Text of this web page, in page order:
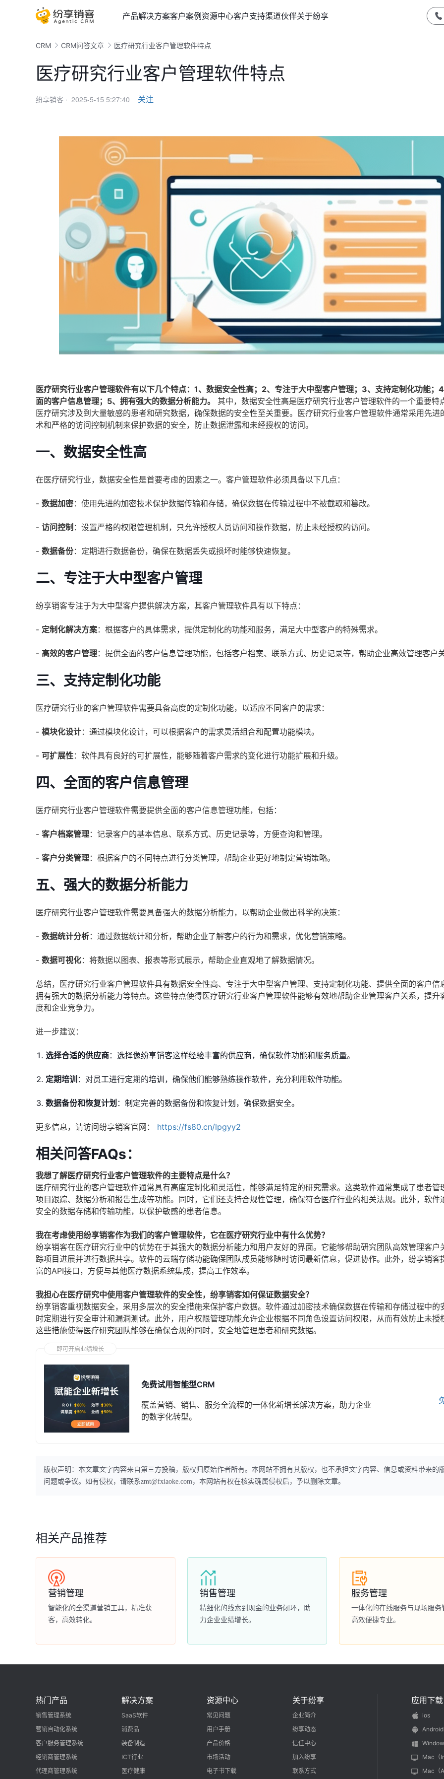
产品解决方案客户案例资源中心客户支持渠道伙伴关于纷享
CRM CRM问答文章 医疗研究行业客户管理软件特点
医疗研究行业客户管理软件特点
纷享销客 · 2025-5-15 5:27:40 关注
医疗研究行业客户管理软件有以下几个特点：1、数据安全性高；2、专注于大中型客户管理；3、支持定制化功能；
面的客户信息管理；5、拥有强大的数据分析能力。
其中，数据安全性高是医疗研究行业客户管理软件的一个重要特
医疗研究涉及到大量敏感的患者和研究数据，确保数据的安全性至关重要。医疗研究行业客户管理软件通常采用先进
术和严格的访问控制机制来保护数据的安全，防止数据泄露和未经授权的访问。
一、数据安全性高
在医疗研究行业，数据安全性是首要考虑的因素之一。客户管理软件必须具备以下几点：
- 数据加密：使用先进的加密技术保护数据传输和存储，确保数据在传输过程中不被截取和篡改。
- 访问控制 ：设置严格的权限管理机制，只允许授权人员访问和操作数据，防止未经授权的访问。
- 数据备份：定期进行数据备份，确保在数据丢失或损坏时能够快速恢复。
二、专注于大中型客户管理
纷享销客专注于为大中型客户提供解决方案，其客户管理软件具有以下特点：
- 定制化解决方案：根据客户的具体需求，提供定制化的功能和服务，满足大中型客户的特殊需求。
- 高效的客户管理：提供全面的客户信息管理功能，包括客户档案、联系方式、历史记录等，帮助企业高效管理客户关
三、支持定制化功能
医疗研究行业的客户管理软件需要具备高度的定制化功能，以适应不同客户的需求：
- 模块化设计：通过模块化设计，可以根据客户的需求灵活组合和配置功能模块。
- 可扩展性：软件具有良好的可扩展性，能够随着客户需求的变化进行功能扩展和升级。
四、全面的客户信息管理
医疗研究行业客户管理软件需要提供全面的客户信息管理功能，包括：
- 客户档案管理：记录客户的基本信息、联系方式、历史记录等，方便查询和管理。
- 客户分类管理：根据客户的不同特点进行分类管理，帮助企业更好地制定营销策略。
五、强大的数据分析能力
医疗研究行业客户管理软件需要具备强大的数据分析能力，以帮助企业做出科学的决策：
- 数据统计分析：通过数据统计和分析，帮助企业了解客户的行为和需求，优化营销策略。
- 数据可视化：将数据以图表、报表等形式展示，帮助企业直观地了解数据情况。
总结，医疗研究行业客户管理软件具有数据安全性高、专注于大中型客户管理、支持定制化功能、提供全面的客户信
拥有强大的数据分析能力等特点。这些特点使得医疗研究行业客户管理软件能够有效地帮助企业管理客户关系，提升
度和企业竞争力。
进一步建议：
选择合适的供应商：选择像纷享销客这样经验丰富的供应商，确保软件功能和服务质量。
定期培训 ：对员工进行定期的培训，确保他们能够熟练操作软件，充分利用软件功能。
数据备份和恢复计划 ：制定完善的数据备份和恢复计划，确保数据安全。
更多信息，请访问纷享销客官网： https://fs80.cn/lpgyy2
相关问答FAQs：
我想了解医疗研究行业客户管理软件的主要特点是什么？
医疗研究行业的客户管理软件通常具有高度定制化和灵活性，能够满足特定的研究需求。这类软件通常集成了患者管
项目跟踪、数据分析和报告生成等功能。同时，它们还支持合规性管理，确保符合医疗行业的相关法规。此外，软件
安全的数据存储和传输功能，以保护敏感的患者信息。
我在考虑使用纷享销客作为我们的客户管理软件，它在医疗研究行业中有什么优势？
纷享销客在医疗研究行业中的优势在于其强大的数据分析能力和用户友好的界面。它能够帮助研究团队高效管理客户
踪项目进展并进行数据共享。软件的云端存储功能确保团队成员能够随时访问最新信息，促进协作。此外，纷享销客
富的API接口，方便与其他医疗数据系统集成，提高工作效率。
我担心在医疗研究中使用客户管理软件的安全性，纷享销客如何保证数据安全？
纷享销客重视数据安全，采用多层次的安全措施来保护客户数据。软件通过加密技术确保数据在传输和存储过程中的
时定期进行安全审计和漏洞测试。此外，用户权限管理功能允许企业根据不同角色设置访问权限，从而有效防止未授
这些措施使得医疗研究团队能够在确保合规的同时，安全地管理患者和研究数据。
即可开启业绩增长
免费试用智能型CRM
覆盖营销、销售、服务全流程的一体化新增长解决方案，助力企业
的数字化转型。
版权声明：本文章文字内容来自第三方投稿，版权归原始作者所有。本网站不拥有其版权，也不承担文字内容、信息或资料带来的
问题或争议。如有侵权，请联系zmt@fxiaoke.com，本网站有权在核实确属侵权后，予以删除文章。
相关产品推荐
营销管理
智能化的全渠道营销工具，精准获
客，高效转化。
销售管理
精细化的线索到现金的业务闭环，助
力企业业绩增长。
服务管理
一体化的在线服务与现场服务
高效便捷专业。
热门产品
销售管理系统
营销自动化系统
客户服务管理系统
经销商管理系统
代理商管理系统
解决方案
SaaS软件
消费品
装备制造
ICT行业
医疗健康
资源中心
常见问题
用户手册
产品价格
市场活动
电子书下载
关于纷享
企业简介
纷享动态
信任中心
加入纷享
联系方式
应用下载
ios
Android
Mac（
Mac（